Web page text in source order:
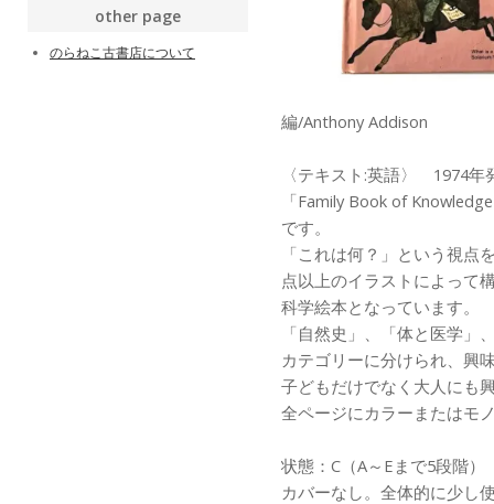
編/Anthony Addison
〈テキスト:英語〉 1974年
「Family Book of
です。
「これは何？」という視点
点以上のイラストによって
科学絵本となっています。
「自然史」、「体と医学」
カテゴリーに分けられ、興
子どもだけでなく大人にも
全ページにカラーまたはモ
状態：C（A～Eまで5段階）
カバーなし。全体的に少し
other page
のらねこ古書店について